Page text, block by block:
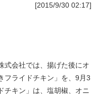
[2015/9/30 02:17]
会社では、揚げた後にオ
フライドチキン」を、9月3
チキン」は、塩胡椒、オニ